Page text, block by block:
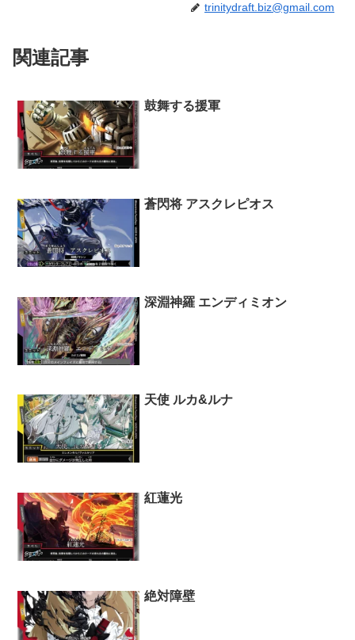
trinitydraft.biz@gmail.com
関連記事
鼓舞する援軍
蒼閃将 アスクレピオス
深淵神羅 エンディミオン
天使 ルカ&ルナ
紅蓮光
絶対障壁